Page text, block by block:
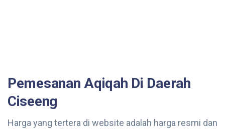
Pemesanan Aqiqah Di Daerah
Ciseeng
Harga yang tertera di website adalah harga resmi dan